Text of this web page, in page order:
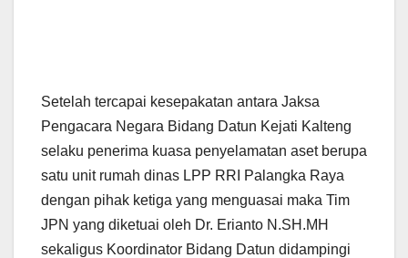
Setelah tercapai kesepakatan antara Jaksa
Pengacara Negara Bidang Datun Kejati Kalteng
selaku penerima kuasa penyelamatan aset berupa
satu unit rumah dinas LPP RRI Palangka Raya
dengan pihak ketiga yang menguasai maka Tim
JPN yang diketuai oleh Dr. Erianto N.SH.MH
sekaligus Koordinator Bidang Datun didampingi